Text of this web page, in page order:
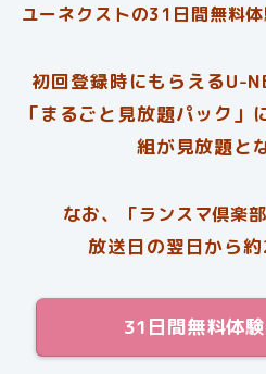
ユーネクストの31日間無料
初回登録時にもらえるU-
「まるごと見放題パック」
組が見放題と
なお、 「ランスマ倶楽
放送日の翌日から約
31日間無料体